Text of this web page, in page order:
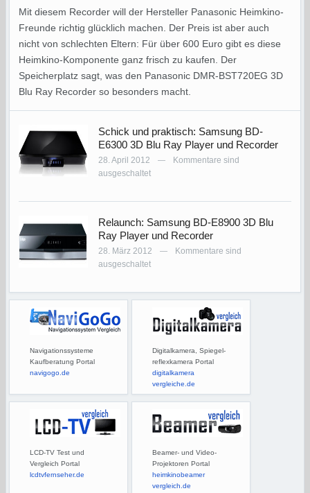
Mit diesem Recorder will der Hersteller Panasonic Heimkino-
Freunde richtig glücklich machen. Der Preis ist aber auch
nicht von schlechten Eltern: Für über 600 Euro gibt es diese
Heimkino-Komponente ganz frisch zu kaufen. Der
Speicherplatz sagt, was den Panasonic DMR-BST720EG 3D
Blu Ray Recorder so besonders macht.
Schick und praktisch: Samsung BD-
E6300 3D Blu Ray Player und Recorder
28. April 2012 —
Kommentare sind
ausgeschaltet
Relaunch: Samsung BD-E8900 3D Blu
Ray Player und Recorder
28. März 2012 —
Kommentare sind
ausgeschaltet
Navigationssysteme
Kaufberatung Portal
navigogo.de
Digitalkamera, Spiegel-
reflexkamera Portal
digitalkamera
vergleiche.de
LCD-TV Test und
Vergleich Portal
lcdtvfernseher.de
Beamer- und Video-
Projektoren Portal
heimkinobeamer
vergleich.de